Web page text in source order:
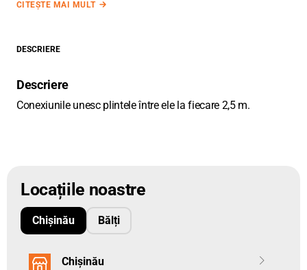
CITEȘTE MAI MULT
DESCRIERE
Descriere
Conexiunile unesc plintele între ele la fiecare 2,5 m.
Locațiile noastre
Chișinău Bălți
Chișinău